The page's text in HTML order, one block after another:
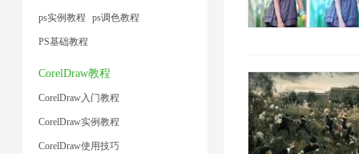
ps实例教程 ps调色教程
PS基础教程
CorelDraw教程
CorelDraw入门教程
CorelDraw实例教程
CorelDraw使用技巧